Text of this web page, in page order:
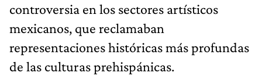
controversia en los sectores artísticos
mexicanos, que reclamaban
representaciones históricas más profundas
de las culturas prehispánicas.